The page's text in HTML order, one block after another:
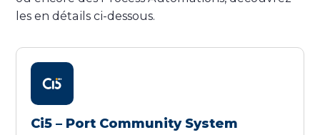
les en détails ci-dessous.
Ci5 – Port Community System